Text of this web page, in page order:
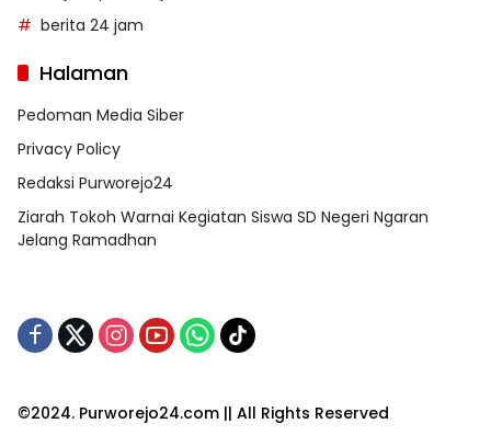
berita 24 jam
Halaman
Pedoman Media Siber
Privacy Policy
Redaksi Purworejo24
Ziarah Tokoh Warnai Kegiatan Siswa SD Negeri Ngaran
Jelang Ramadhan
©2024. Purworejo24.com || All Rights Reserved